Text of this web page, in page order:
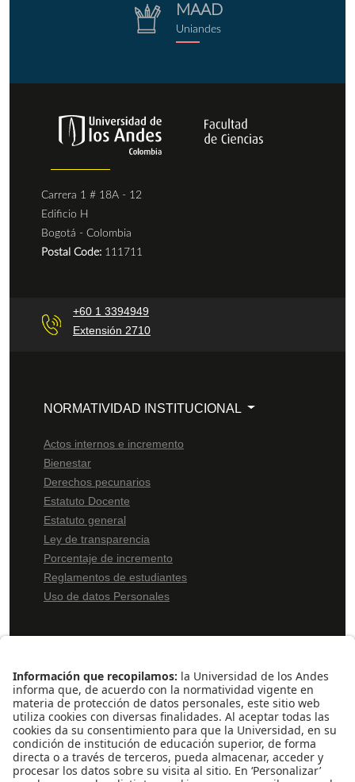
repositorio.png
MAAD
Uniandes
Carrera 1 # 18A - 12
Edificio H
Bogotá - Colombia
Postal Code: 111711
+60 1 3394949
Extensión 2710
NORMATIVIDAD INSTITUCIONAL
Actos internos e incremento
Bienestar
Derechos pecunarios
Estatuto Docente
Estatuto general
Ley de transparencia
Porcentaje de incremento
Reglamentos de estudiantes
Uso de datos Personales
Pentágono
Pentágono Virtual
Bolsa de Ofertas
Solicitud de Monitorías
Inscripción Examen de Clasificación